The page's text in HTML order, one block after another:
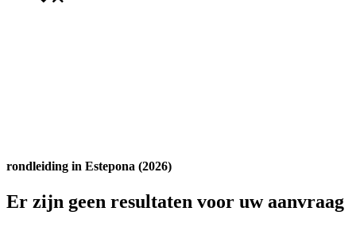
rondleiding in Estepona (2026)
Er zijn geen resultaten voor uw aanvraag